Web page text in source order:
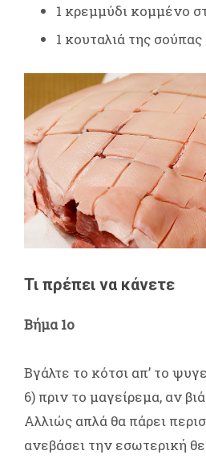
1 κρεμμύδι κομμένο
1 κουταλιά της
Τι πρέπει να κάνετε
Βήμα 1ο
Βγάλτε το κότσι απ’ το
6) πριν το μαγείρεμα, αν
Αλλιώς απλά θα πάρει
ανεβάσει την εσωτερική